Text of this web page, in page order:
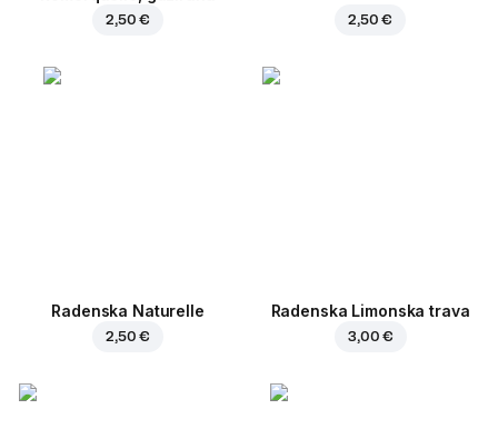
2,50 € 2,50 €
Radenska Naturelle
2,50 €
Radenska Limonska trava
3,00 €